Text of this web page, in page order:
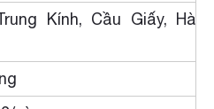
Kính, Cầu Giấy, Hà